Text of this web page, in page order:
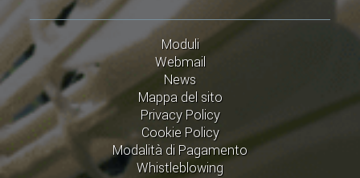
Moduli
Webmail
News
Mappa del sito
Privacy Policy
Cookie Policy
Modalità di Pagamento
Whistleblowing